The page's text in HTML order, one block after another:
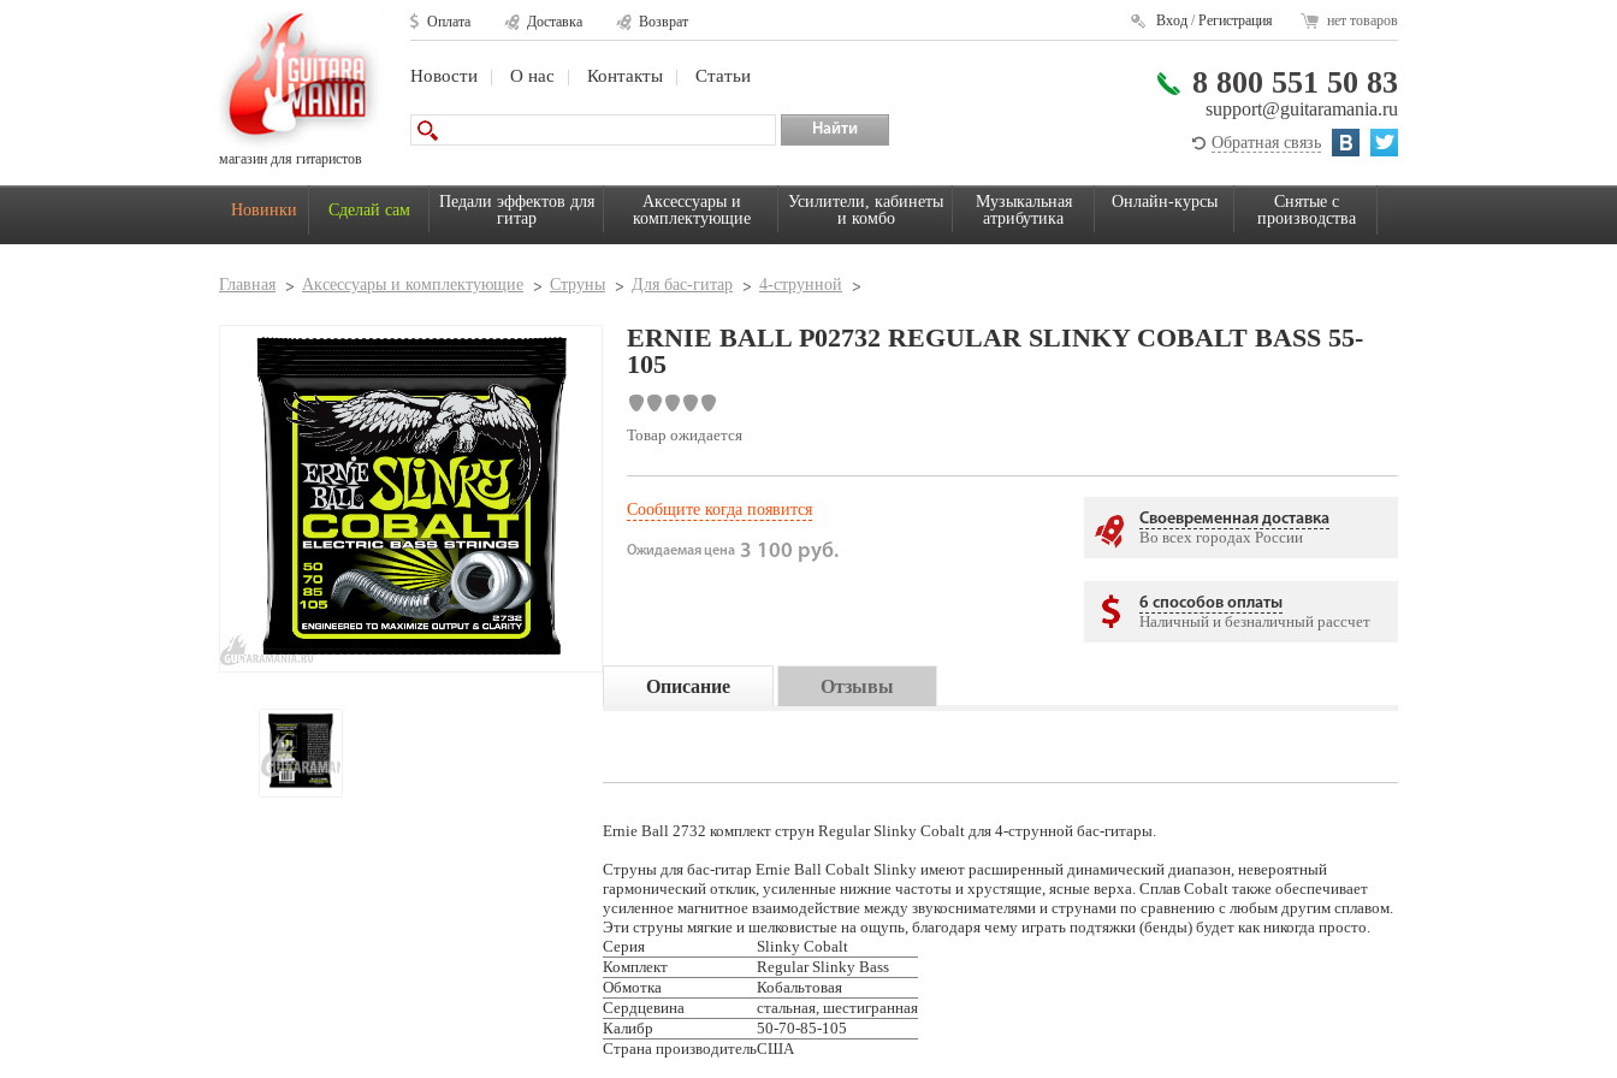
магазин для гитаристов
Оплата Доставка Возврат Вход /Регистрация нет товаров
Новости О нас Контакты Статьи 8 800 551 50 83
support@guitaramania.ru
Обратная связь
Новинки Сделай сам
Педали эффектов для
гитар
Аксессуары и
комплектующие
Усилители, кабинеты
и комбо
Музыкальная
атрибутика
Онлайн-курсы
Снятые с
производства
Главная Аксессуары и комплектующие Струны Для бас-гитар 4-струнной
ERNIE BALL P02732 REGULAR SLINKY COBALT BASS 55-
105
Товар ожидается
Сообщите когда появится
Ожидаемая цена 3 100 руб.
Своевременная доставка
Во всех городах России
6 способов оплаты
Наличный и безналичный рассчет
Описание Отзывы
Ernie Ball 2732 комплект струн Regular Slinky Cobalt для 4-струнной бас-гитары.
Струны для бас-гитар Ernie Ball Cobalt Slinky имеют расширенный динамический диапазон, невероятный
гармонический отклик, усиленные нижние частоты и хрустящие, ясные верха. Сплав Cobalt также обеспечивает
усиленное магнитное взаимодействие между звукоснимателями и струнами по сравнению с любым другим сплавом.
Эти струны мягкие и шелковистые на ощупь, благодаря чему играть подтяжки (бенды) будет как никогда просто.
Серия
Slinky Cobalt
Комплект
Regular Slinky Bass
Обмотка
Кобальтовая
Сердцевина
стальная, шестигранная
Калибр
50-70-85-105
Страна производительСША